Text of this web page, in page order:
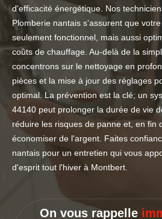
d'efficacité énergétique. Nos
Plomberie nantais s'assurent que
seulement fonctionnel, mais aussi
coûts de chauffage. Au-delà de la
concentrons sur le nettoyage en
pièces et la mise à jour des réglages
optimal. La prévention est la clé; un
44140 peut prolonger la durée de vie
réduire les risques de panne et, en fin
économiser de l'argent. Faites
nantais pour un entretien qui vous
d'esprit tout l'hiver à Montbert.
On vous rappelle